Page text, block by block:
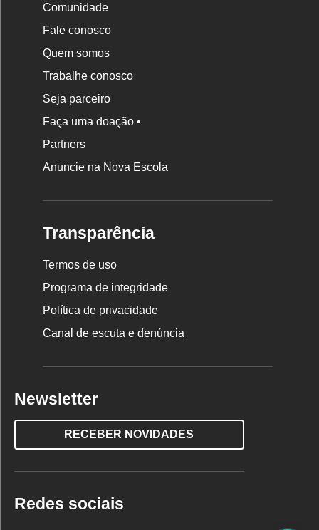
Comunidade
Fale conosco
Quem somos
Trabalhe conosco
Seja parceiro
Faça uma doação •
Partners
Anuncie na Nova Escola
Transparência
Termos de uso
Programa de integridade
Política de privacidade
Canal de escuta e denúncia
Newsletter
RECEBER NOVIDADES
Redes sociais